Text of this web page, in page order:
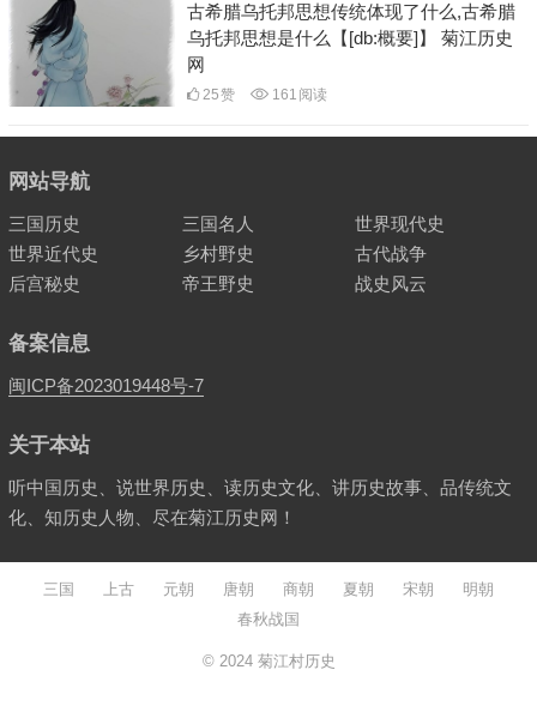
古希腊乌托邦思想传统体现了什么,古希腊
乌托邦思想是什么【[db:概要]】 菊江历史
网
25赞 161 阅读
网站导航
三国历史 三国名人
世界现代史
世界近代史
乡村野史
古代战争
后宫秘史
帝王野史 战史风云
备案信息
闽ICP备2023019448号-7
关于本站
听中国历史、说世界历史、读历史文化、讲历史故事、品传统文
化、知历史人物、尽在菊江历史网！
三国 上古 元朝 唐朝 商朝 夏朝 宋朝
明朝
春秋战国
© 2024 菊江村历史